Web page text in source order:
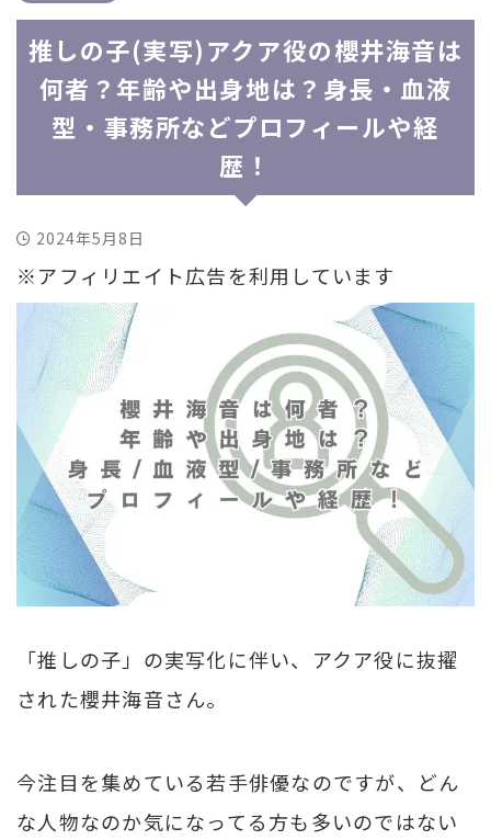
推しの子(実写)アクア役の櫻井海音は
何者？年齢や出身地は？身長・血液
型・事務所などプロフィールや経
歴！
2024年5月8日
※アフィリエイト広告を利用しています
「推しの子」の実写化に伴い、アクア役に抜擢
された櫻井海音さん。
今注目を集めている若手俳優なのですが、どん
な人物なのか気になってる方も多いのではない